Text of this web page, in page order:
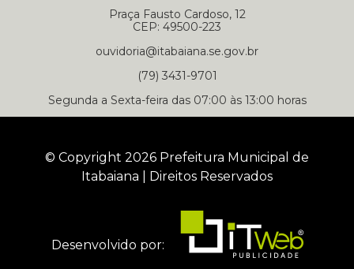
Praça Fausto Cardoso, 12
CEP: 49500-223
ouvidoria@itabaiana.se.gov.br
(79) 3431-9701
Segunda a Sexta-feira das 07:00 às 13:00 horas
© Copyright 2026 Prefeitura Municipal de
Itabaiana | Direitos Reservados
Desenvolvido por: